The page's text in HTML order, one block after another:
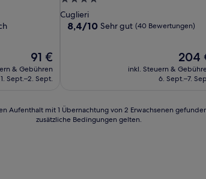
Der
Preis
beträgt
91 €
& Gebühren
1. Sept.–2. Sept.
Sterne-
Unterkunft
Cuglieri
8.4
8,4/10 Sehr gut (40 Bewertungen)
Der
Preis
beträgt
204
inkl. Steuern &
6. Sept.–7.
Aufenthalt mit 1 Übernachtung von 2 Erwachsenen
zusätzliche Bedingungen gelten.